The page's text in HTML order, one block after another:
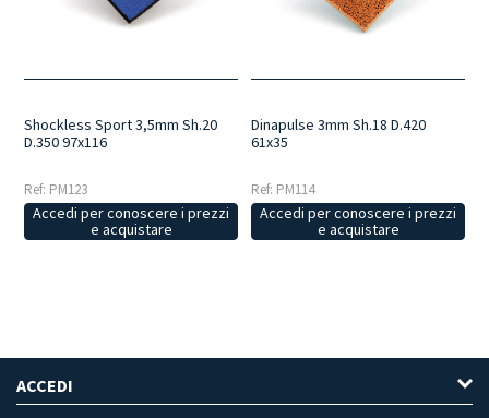
Shockless Sport 3,5mm Sh.20
D.350 97x116
Ref: PM123
Accedi per conoscere i prezzi
e acquistare
Dinapulse 3mm Sh.18 D.420
61x35
Ref: PM114
Accedi per conoscere i prezzi
e acquistare
ACCEDI